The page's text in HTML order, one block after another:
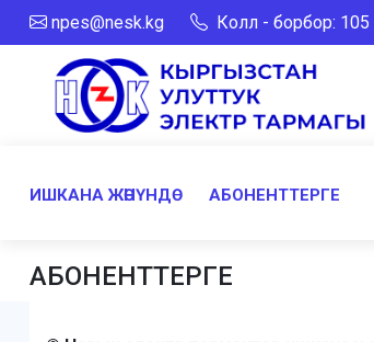
npes@nesk.kg Колл - борбор: 105
ИШКАНА ЖӨНҮНДӨ АБОНЕНТТЕРГЕ
АБОНЕНТТЕРГЕ